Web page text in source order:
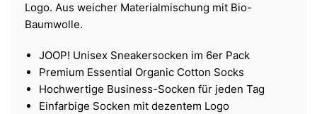
Logo. Aus weicher Materialmischung mit Bio-
Baumwolle.
JOOP! Unisex Sneakersocken im 6er Pack
Premium Essential Organic Cotton Socks
Hochwertige Business-Socken für jeden Tag
Einfarbige Socken mit dezentem Logo